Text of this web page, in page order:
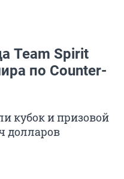
Team Spirit
по Counter-
кубок и призовой
долларов